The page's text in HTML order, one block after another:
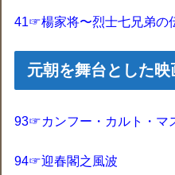
41☞楊家将〜烈士七兄弟の
元朝を舞台とした映
93☞カンフー・カルト・マ
94☞迎春閣之風波